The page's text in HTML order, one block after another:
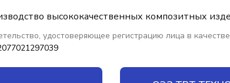
высококачественных композитных
удостоверяющее регистрацию лица в